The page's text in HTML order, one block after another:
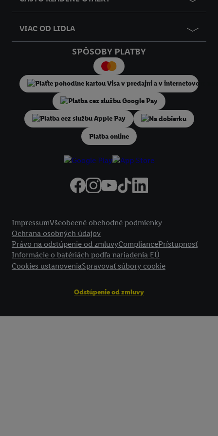
VIAC OD LIDLA
SPÔSOBY PLATBY
Na dobierku
Platba online
ImpressumVšeobecné obchodné podmienky
Ochrana osobných údajov
Právo na odstúpenie od zmluvyCompliancePrístupnosť
Informácie o batériách podľa nariadenia EÚ
Cookies ustanoveniaSpravovať súbory cookie
Odstúpenie od zmluvy
spoločnosti Lidl, pomocou vašej hashovanej e-mailovej adresy a
ďalších identifikátorov/identifikátorov, ktoré má spoločnosť Criteo
" môžete povoliť jednotlivé účely a nájsť ďalšie
informácie o podmienkach spracúvania osobných údajov.
Odmietnuť" môžete povoliť iba používanie
potrebných technológií. Kliknutím na "Súhlasím" vyjadríte súhlas so
spracúvaním na všetky vyššie uvedené účely. Ďalšie informácie
informácií o dobe uchovávania údajov a Vašom práve kedykoľvek
súhlas s účinnosťou do budúcnosti nájdete v našichzásadách
osobných údajov.Imprint nájdete tu.